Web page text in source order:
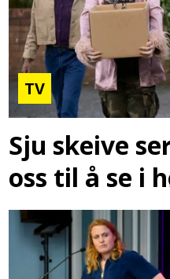
TV
Sju skeive
oss til å se i